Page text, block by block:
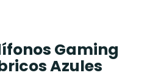
Gaming
Azules